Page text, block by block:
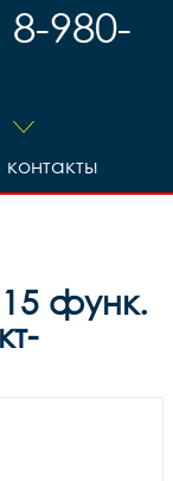
8-980-
контакты
функ.